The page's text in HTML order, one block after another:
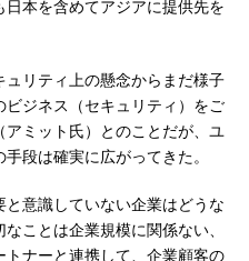
本を含めてアジアに提供先を
リティ上の懸念からまだ様子
ビジネス（セキュリティ）をご
ミット氏）とのことだが、ユ
段は確実に広がってきた。
意識していない企業はどうな
ことは企業規模に関係ない、
ナーと連携して、企業顧客の